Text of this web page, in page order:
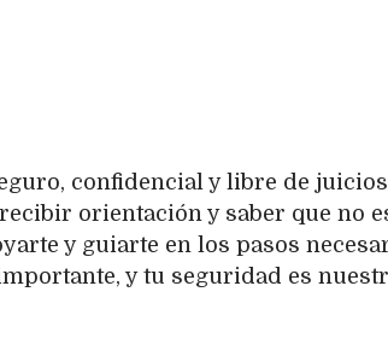
confidencial y libre de
orientación y saber que no
y guiarte en los pasos
y tu seguridad es